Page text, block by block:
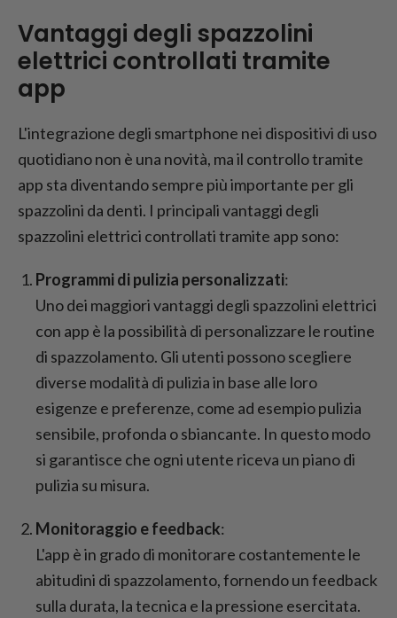
Vantaggi degli spazzolini
elettrici controllati tramite
app
L'integrazione degli smartphone nei dispositivi di uso
quotidiano non è una novità, ma il controllo tramite
app sta diventando sempre più importante per gli
spazzolini da denti. I principali vantaggi degli
spazzolini elettrici controllati tramite app sono:
Programmi di pulizia personalizzati:
Uno dei maggiori vantaggi degli spazzolini elettrici
con app è la possibilità di personalizzare le routine
di spazzolamento. Gli utenti possono scegliere
diverse modalità di pulizia in base alle loro
esigenze e preferenze, come ad esempio pulizia
sensibile, profonda o sbiancante. In questo modo
si garantisce che ogni utente riceva un piano di
pulizia su misura.
Monitoraggio e feedback:
L'app è in grado di monitorare costantemente le
abitudini di spazzolamento, fornendo un feedback
sulla durata, la tecnica e la pressione esercitata.